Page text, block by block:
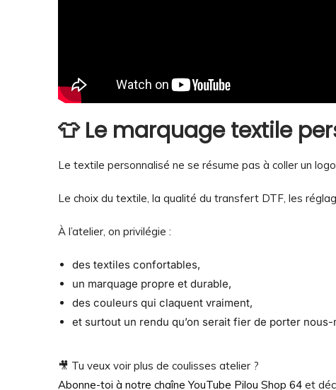
👕 Le marquage textile
Le textile personnalisé ne se résume pas à coller un
Le choix du textile, la qualité du transfert DTF, les
À l’atelier, on privilégie :
des textiles confortables,
un marquage propre et durable,
des couleurs qui claquent vraiment,
et surtout un rendu qu’on serait fier de porter nous-
🎥 Tu veux voir plus de coulisses atelier ?
Abonne-toi à notre chaîne YouTube Pilou Shop 64 et